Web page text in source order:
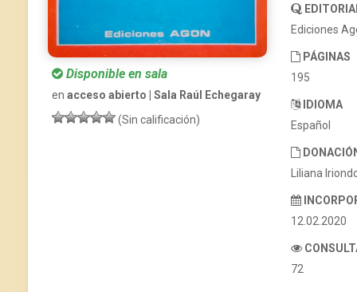
Disponible en sala
en acceso abierto | Sala Raúl Echegaray
(Sin calificación)
Ediciones
PÁGINAS
195
IDIOMA
Español
Liliana
12.02.2020
72